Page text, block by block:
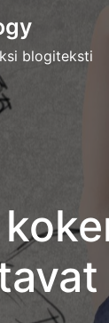
blogiteksti